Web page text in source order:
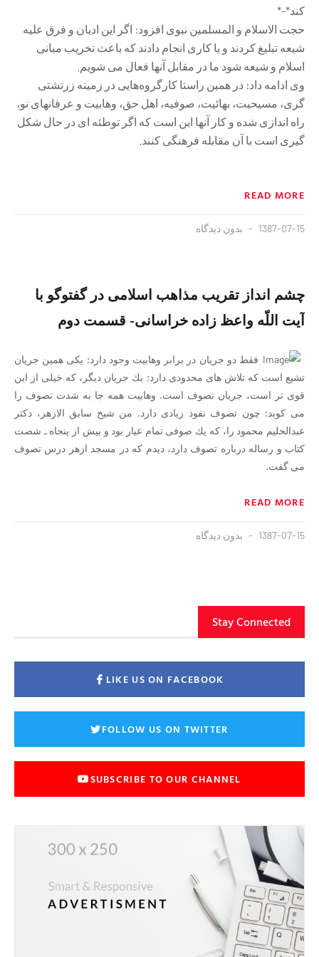
کند*-*
حجت الاسلام و المسلمین نبوی افزود: اگر این ادیان و فرق علیه
شیعه تبلیغ کردند و یا کاری انجام دادند که باعث تخریب مبانی
اسلام و شیعه شود ما در مقابل آنها فعال می شویم.
وی ادامه داد: در همین راستا کارگروه‌هایی در زمینه زرتشتی
گری، مسیحیت، بهائیت، صوفیه، اهل حق، وهابیت و عرفانهای نو،
راه اندازی شده و کار آنها این است که اگر توطئه ای در حال شکل
گیری است با آن مقابله فرهنگی کنند.
READ MORE
1387-07-15 بدون دیدگاه
چشم انداز تقريب مذاهب اسلامى در گفتوگو با
آيت اللّه واعظ زاده خراسانى- قسمت دوم
فقط دو جريان در برابر وهابیت وجود دارد; يكى همين جريان
تشيع است كه تلاش هاى محدودى دارد; يك جريان ديگر، كه خيلى از اين
قوى تر است، جريان تصوف است. وهابيت همه جا به شدت تصوف را
مى كوبد; چون تصوف نفوذ زيادى دارد. من شيخ سابق الازهر، دكتر
عبدالحليم محمود را، كه يك صوفى تمام عيار بود و بيش از پنجاه ـ شصت
كتاب و رساله درباره تصوف دارد، ديدم كه در مسجد ازهر درس تصوف
مى گفت.
READ MORE
1387-07-15 بدون دیدگاه
Stay Connected
LIKE US ON FACEBOOK
FOLLOW US ON TWITTER
SUBSCRIBE TO OUR CHANNEL